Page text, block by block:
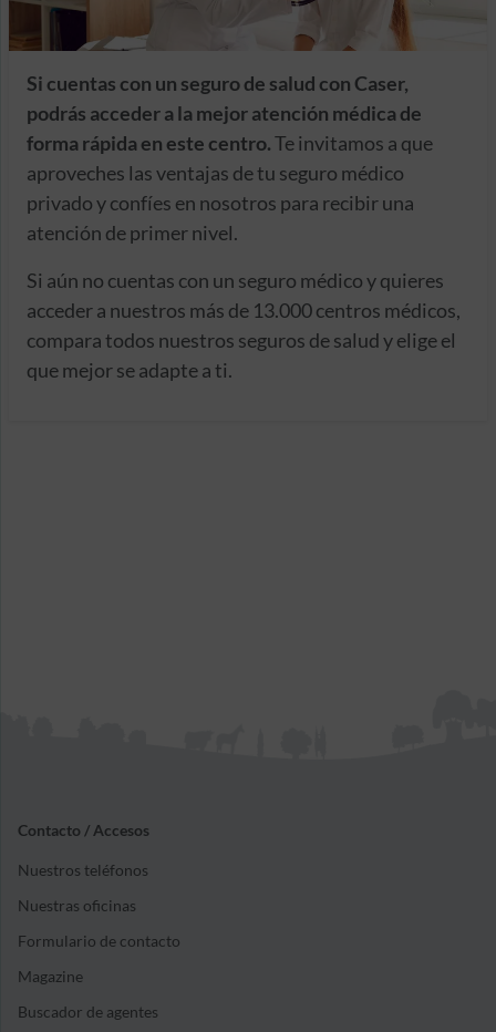
Si cuentas con un seguro de salud con Caser,
podrás acceder a la mejor atención médica de
forma rápida en este centro.Te invitamos a que
aproveches las ventajas de tu seguro médico
privado y confíes en nosotros para recibir una
atención de primer nivel.
Si aún no cuentas con un seguro médico y quieres
acceder a nuestros más de 13.000 centros médicos,
compara todos nuestros seguros de salud y elige el
que mejor se adapte a ti.
Contacto / Accesos
Nuestros teléfonos
Nuestras oficinas
Formulario de contacto
Magazine
Buscador de agentes